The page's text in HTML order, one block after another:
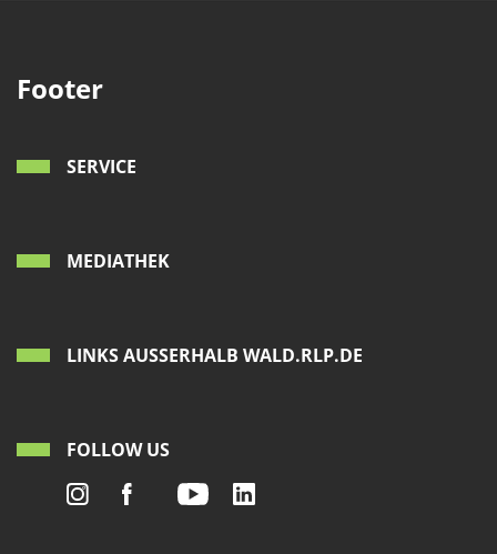
Footer
SERVICE
MEDIATHEK
LINKS AUSSERHALB WALD.RLP.DE
FOLLOW US